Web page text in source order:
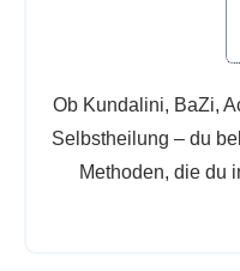
Ob Kundalini, BaZi,
Selbstheilung – du
Methoden, die du